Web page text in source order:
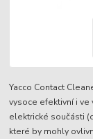
Yacco Contact
vysoce efektivní i ve
elektrické součásti
které by mohly